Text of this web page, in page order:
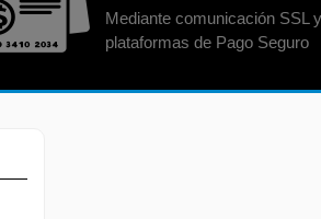
Mediante comunicación SSL y
plataformas de Pago Seguro